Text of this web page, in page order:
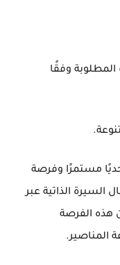
المطلوبة وفقًا
مستمرًا وفرصة
السيرة الذاتية عبر
هذه الفرصة
المناصير.